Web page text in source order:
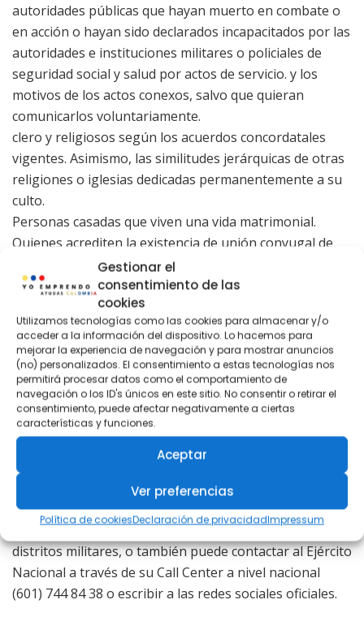
Gestionar el
consentimiento de las
cookies
Utilizamos tecnologías como las cookies para almacenar y/o
acceder a la información del dispositivo. Lo hacemos para
mejorar la experiencia de navegación y para mostrar anuncios
(no) personalizados. El consentimiento a estas tecnologías nos
permitirá procesar datos como el comportamiento de
navegación o los ID's únicos en este sitio. No consentir o retirar el
consentimiento, puede afectar negativamente a ciertas
características y funciones.
Aceptar
Ver preferencias
Política de cookiesDeclaración de privacidadImpressum
autoridades públicas que hayan muerto en combate o
en acción o hayan sido declarados incapacitados por las
autoridades e instituciones militares o policiales de
seguridad social y salud por actos de servicio. y los
motivos de los actos conexos, salvo que quieran
comunicarlos voluntariamente.
clero y religiosos según los acuerdos concordatales
vigentes. Asimismo, las similitudes jerárquicas de otras
religiones o iglesias dedicadas permanentemente a su
culto.
Personas casadas que viven una vida matrimonial.
Quienes acrediten la existencia de unión conyugal de
hecho legalmente declarada.
Personas con discapacidad física, psíquica o sensorial
Hombres colombianos que luego de su registro ya no
tengan el componente masculino en su estado civil.
Ciudadanos involucrados en el Programa de Protección
a Víctimas y Testigos de la Fiscalía General.
Los ciudadanos objetores de conciencia al servicio
militar son reconocidos previo tratamiento ante la
comisión interdisciplinaria a que se refieren los
artículos 77 a 80 de la ley 1861 de 2017.
el padre de la familia
Para más información, podrá acercarse a los 60
distritos militares, o también puede contactar al Ejército
Nacional a través de su Call Center a nivel nacional
(601) 744 84 38 o escribir a las redes sociales oficiales.